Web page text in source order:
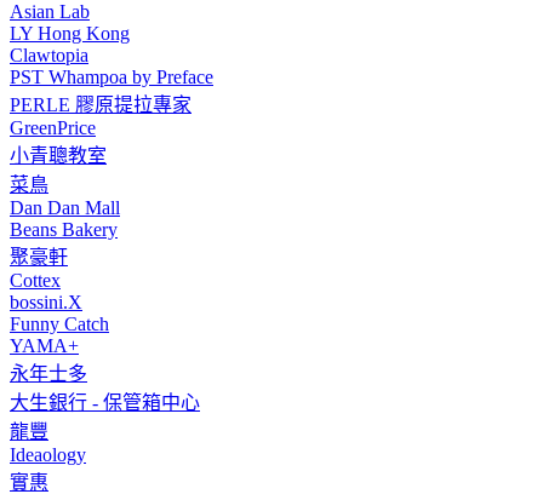
Asian Lab
LY Hong Kong
Clawtopia
PST Whampoa by Preface
PERLE 膠原提拉專家
GreenPrice
小青聰教室
菜鳥
Dan Dan Mall
Beans Bakery
聚豪軒
Cottex
bossini.X
Funny Catch
YAMA+
永年士多
大生銀行 - 保管箱中心
龍豐
Ideaology
實惠